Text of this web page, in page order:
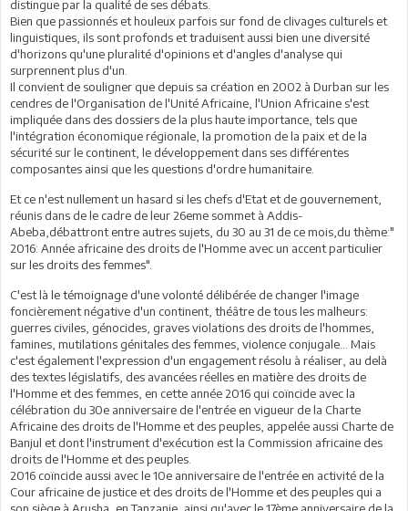
distingue par la qualité de ses débats.
Bien que passionnés et houleux parfois sur fond de clivages culturels et
linguistiques, ils sont profonds et traduisent aussi bien une diversité
d'horizons qu'une pluralité d'opinions et d'angles d'analyse qui
surprennent plus d'un.
Il convient de souligner que depuis sa création en 2002 à Durban sur les
cendres de l'Organisation de l'Unité Africaine, l'Union Africaine s'est
impliquée dans des dossiers de la plus haute importance, tels que
l'intégration économique régionale, la promotion de la paix et de la
sécurité sur le continent, le développement dans ses différentes
composantes ainsi que les questions d'ordre humanitaire.
Et ce n'est nullement un hasard si les chefs d'Etat et de gouvernement,
réunis dans de le cadre de leur 26eme sommet à Addis-
Abeba,débattront entre autres sujets, du 30 au 31 de ce mois,du thème:"
2016: Année africaine des droits de l'Homme avec un accent particulier
sur les droits des femmes".
C'est là le témoignage d'une volonté délibérée de changer l'image
foncièrement négative d'un continent, théâtre de tous les malheurs:
guerres civiles, génocides, graves violations des droits de l'hommes,
famines, mutilations génitales des femmes, violence conjugale... Mais
c'est également l'expression d'un engagement résolu à réaliser, au delà
des textes législatifs, des avancées réelles en matière des droits de
l'Homme et des femmes, en cette année 2016 qui coïncide avec la
célébration du 30e anniversaire de l'entrée en vigueur de la Charte
Africaine des droits de l'Homme et des peuples, appelée aussi Charte de
Banjul et dont l'instrument d'exécution est la Commission africaine des
droits de l'Homme et des peuples.
2016 coïncide aussi avec le 10e anniversaire de l'entrée en activité de la
Cour africaine de justice et des droits de l'Homme et des peuples qui a